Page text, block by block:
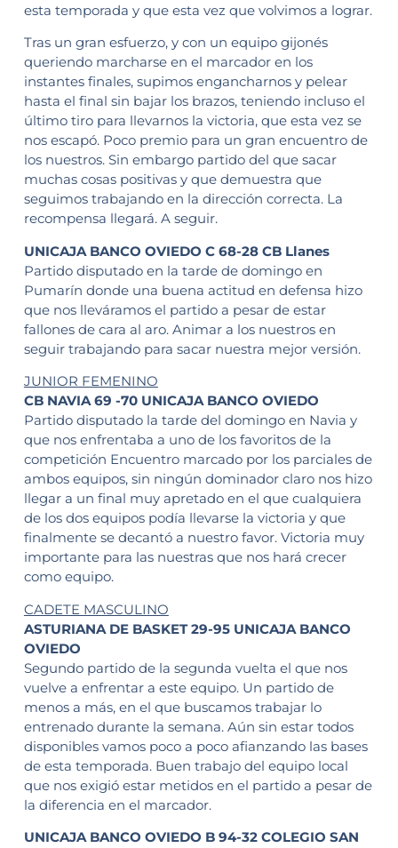
esta temporada y que esta vez que volvimos a lograr.
Tras un gran esfuerzo, y con un equipo gijonés
queriendo marcharse en el marcador en los
instantes finales, supimos engancharnos y pelear
hasta el final sin bajar los brazos, teniendo incluso el
último tiro para llevarnos la victoria, que esta vez se
nos escapó. Poco premio para un gran encuentro de
los nuestros. Sin embargo partido del que sacar
muchas cosas positivas y que demuestra que
seguimos trabajando en la dirección correcta. La
recompensa llegará. A seguir.
UNICAJA BANCO OVIEDO C 68-28 CB Llanes
Partido disputado en la tarde de domingo en
Pumarín donde una buena actitud en defensa hizo
que nos lleváramos el partido a pesar de estar
fallones de cara al aro. Animar a los nuestros en
seguir trabajando para sacar nuestra mejor versión.
JUNIOR FEMENINO
CB NAVIA 69 -70 UNICAJA BANCO OVIEDO
Partido disputado la tarde del domingo en Navia y
que nos enfrentaba a uno de los favoritos de la
competición Encuentro marcado por los parciales de
ambos equipos, sin ningún dominador claro nos hizo
llegar a un final muy apretado en el que cualquiera
de los dos equipos podía llevarse la victoria y que
finalmente se decantó a nuestro favor. Victoria muy
importante para las nuestras que nos hará crecer
como equipo.
CADETE MASCULINO
ASTURIANA DE BASKET 29-95 UNICAJA BANCO
OVIEDO
Segundo partido de la segunda vuelta el que nos
vuelve a enfrentar a este equipo. Un partido de
menos a más, en el que buscamos trabajar lo
entrenado durante la semana. Aún sin estar todos
disponibles vamos poco a poco afianzando las bases
de esta temporada. Buen trabajo del equipo local
que nos exigió estar metidos en el partido a pesar de
la diferencia en el marcador.
UNICAJA BANCO OVIEDO B 94-32 COLEGIO SAN